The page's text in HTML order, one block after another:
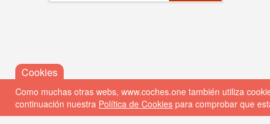
Como muchas otras webs, www.coches.one también utiliza
continuación nuestra Política de Cookies para comprobar que